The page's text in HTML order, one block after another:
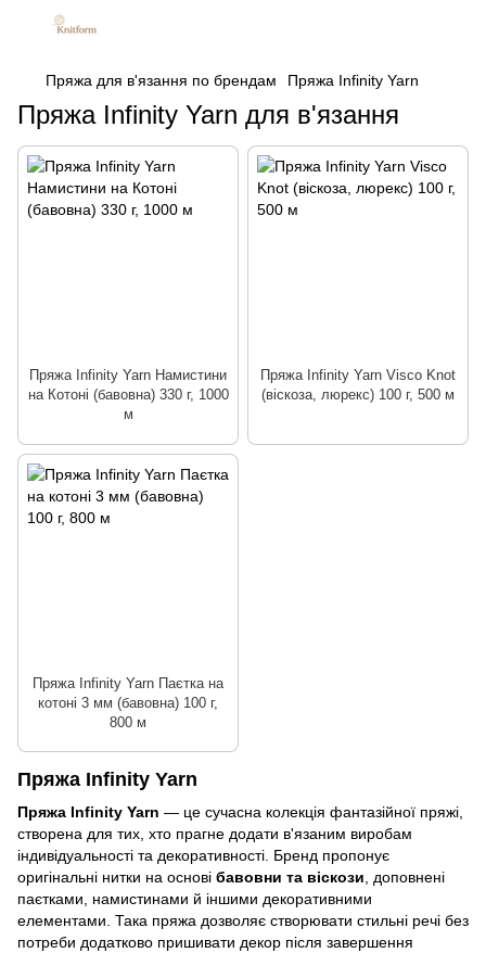
Пряжа для в'язання по брендам Пряжа Infinity Yarn
Пряжа Infinity Yarn для в'язання
Пряжа Infinity Yarn
Пряжа Infinity Yarn — це сучасна колекція фантазійної пряжі,
створена для тих, хто прагне додати в'язаним виробам
індивідуальності та декоративності. Бренд пропонує
оригінальні нитки на основі бавовни та віскози , доповнені
паєтками, намистинами й іншими декоративними
елементами. Така пряжа дозволяє створювати стильні речі без
потреби додатково пришивати декор після завершення
Пряжа Infinity Yarn Намистини
на Котоні (бавовна) 330 г, 1000
м
Пряжа Infinity Yarn Visco Knot
(віскоза, люрекс) 100 г, 500 м
Пряжа Infinity Yarn Паєтка на
котоні 3 мм (бавовна) 100 г,
800 м